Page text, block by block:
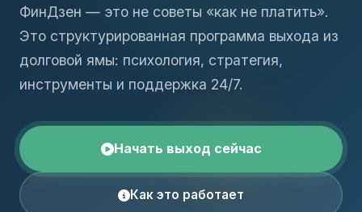
ФинДзен — это не советы «как не платить».
Это структурированная программа выхода из
долговой ямы: психология, стратегия,
инструменты и поддержка 24/7.
Начать выход сейчас
Как это работает